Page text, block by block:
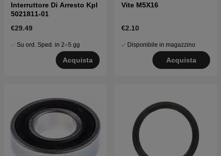
Interruttore Di Arresto Kpl
5021811-01
€29.49
Su ord. Sped. in 2–5 gg
Acquista
Vite M5X16
€2.10
Disponibile in magazzino
Acquista